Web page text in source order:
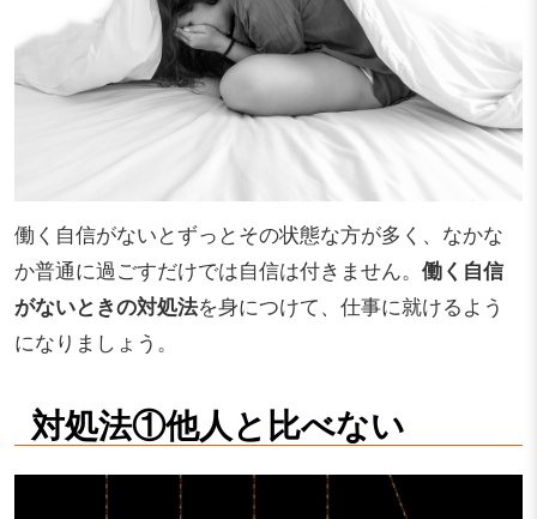
働く自信がないとずっとその状態な方が多く、なかな
か普通に過ごすだけでは自信は付きません。 働く自信
がないときの対処法を身につけて、仕事に就けるよう
になりましょう。
対処法①他人と比べない